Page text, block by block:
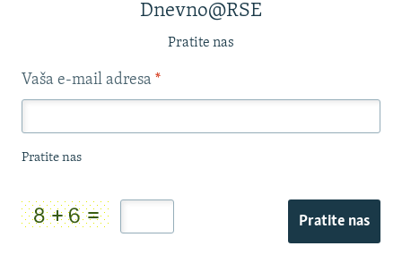
Dnevno@RSE
Pratite nas
Vaša e-mail adresa *
Pratite nas
Pratite nas